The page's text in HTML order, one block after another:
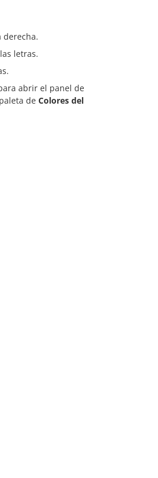
derecha.
letras.
abrir el panel de
de Colores del